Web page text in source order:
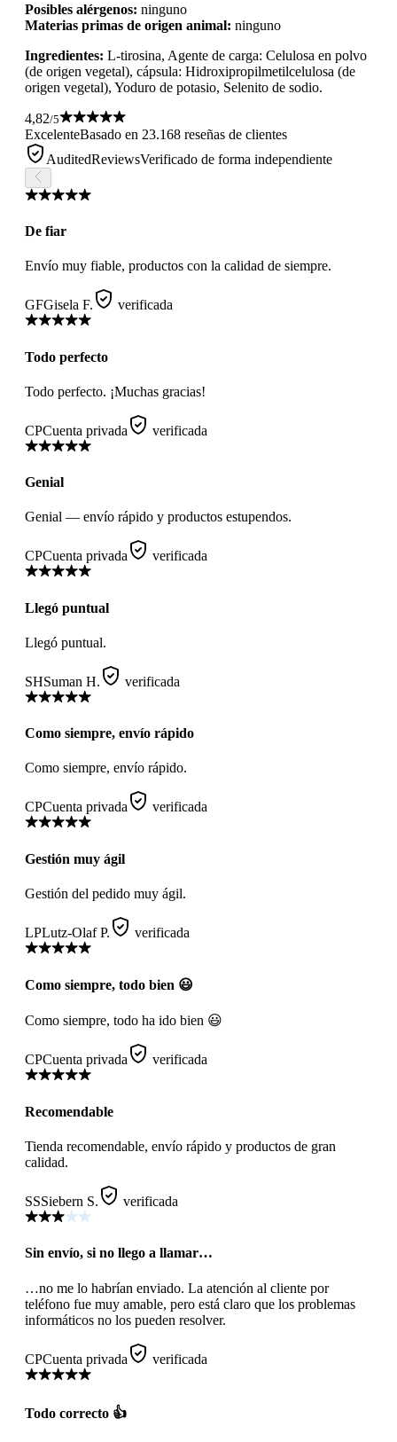
Posibles alérgenos: ninguno
Materias primas de origen animal: ninguno
Ingredientes: L-tirosina, Agente de carga: Celulosa en polvo
(de origen vegetal), cápsula: Hidroxipropilmetilcelulosa (de
origen vegetal), Yoduro de potasio, Selenito de sodio.
4,82/5
ExcelenteBasado en 23.168 reseñas de clientes
AuditedReviewsVerificado de forma independiente
De fiar
Envío muy fiable, productos con la calidad de siempre.
GFGisela F. verificada
Todo perfecto
Todo perfecto. ¡Muchas gracias!
CPCuenta privada verificada
Genial
Genial — envío rápido y productos estupendos.
CPCuenta privada verificada
Llegó puntual
Llegó puntual.
SHSuman H. verificada
Como siempre, envío rápido
Como siempre, envío rápido.
CPCuenta privada verificada
Gestión muy ágil
Gestión del pedido muy ágil.
LPLutz-Olaf P. verificada
Como siempre, todo bien 😃
Como siempre, todo ha ido bien 😃
CPCuenta privada verificada
Recomendable
Tienda recomendable, envío rápido y productos de gran
calidad.
SSSiebern S. verificada
Sin envío, si no llego a llamar…
…no me lo habrían enviado. La atención al cliente por
teléfono fue muy amable, pero está claro que los problemas
informáticos no los pueden resolver.
CPCuenta privada verificada
Todo correcto 👍